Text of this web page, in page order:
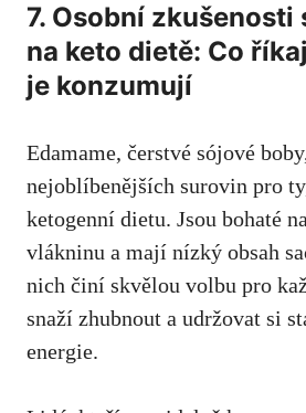
7. Osobní zkušenosti
na ⁤keto dietě: Co
je ‍konzumují
Edamame, čerstvé sójové
nejoblíbenějších⁣ surovin pro
ketogenní dietu. Jsou ⁣bohaté
vlákninu a mají nízký obsah⁤
nich činí skvělou volbu pro
snaží zhubnout a udržovat si
energie.